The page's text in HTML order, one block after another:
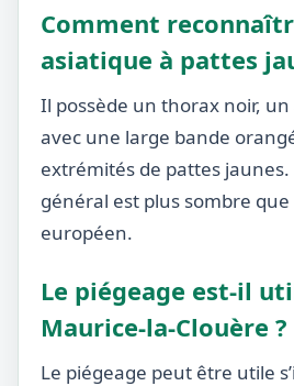
Comment
asiatique à pattes
Il possède un thorax noir,
avec une large bande
extrémités de pattes jaunes.
général est plus sombre
européen.
Le piégeage est-il
Maurice-la-Clouère ?
Le piégeage peut être utile